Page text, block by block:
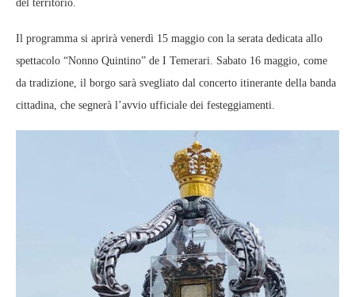
del territorio.
Il programma si aprirà venerdì 15 maggio con la serata dedicata allo
spettacolo “Nonno Quintino” de I Temerari. Sabato 16 maggio, come
da tradizione, il borgo sarà svegliato dal concerto itinerante della banda
cittadina, che segnerà l’avvio ufficiale dei festeggiamenti.